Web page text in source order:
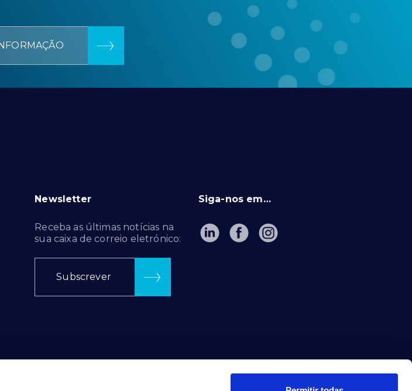
Newsletter
Receba as últimas notícias na
sua caixa de correio eletrónico:
Subscrever
Siga-nos em…